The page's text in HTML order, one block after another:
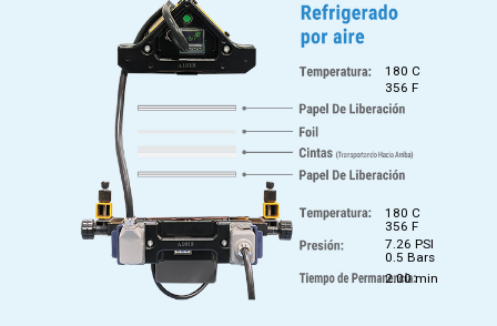
180 C
356 F
180 C
356 F
7.26 PSI
0.5 Bars
2.00 min